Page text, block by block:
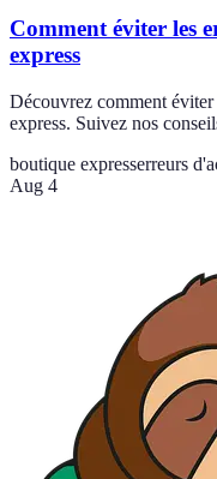
Comment éviter les
express
Découvrez comment
express. Suivez nos
boutique expresserreurs
Aug 4